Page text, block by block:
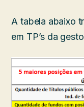
A tabela abaixo
em TP’s da